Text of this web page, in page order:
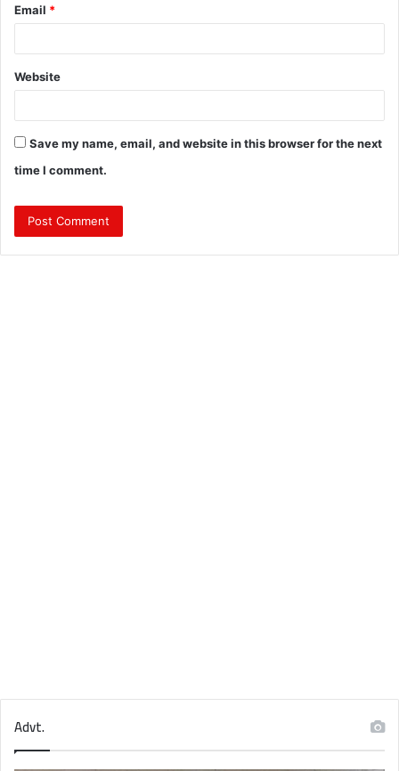
Email *
Website
Save my name, email, and website in this browser for the next
time I comment.
Advt.